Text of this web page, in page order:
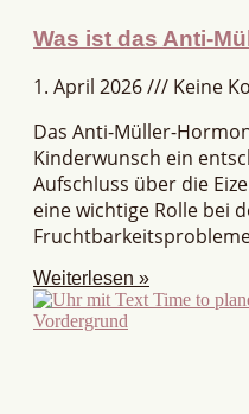
Was ist das Anti-
1. April 2026
Keine
Das Anti-Müller-
Kinderwunsch ein
Aufschluss über die
eine wichtige Rolle bei
Weiterlesen »